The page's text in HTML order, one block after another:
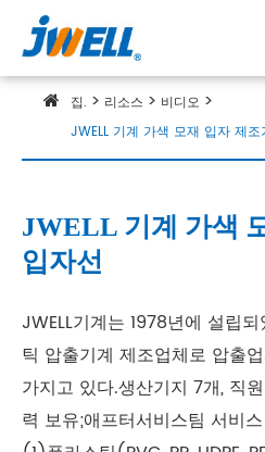
집. 리소스
비디오
JWELL 기계 가색 모재 입자 제조
JWELL 기계 가색
입자선
JWELL기계는 1978년에 설립
틱 압출기계 제조업체로 압출
가지고 있다.생산기지 7개, 직
력 보유;애프터서비스팀 서비